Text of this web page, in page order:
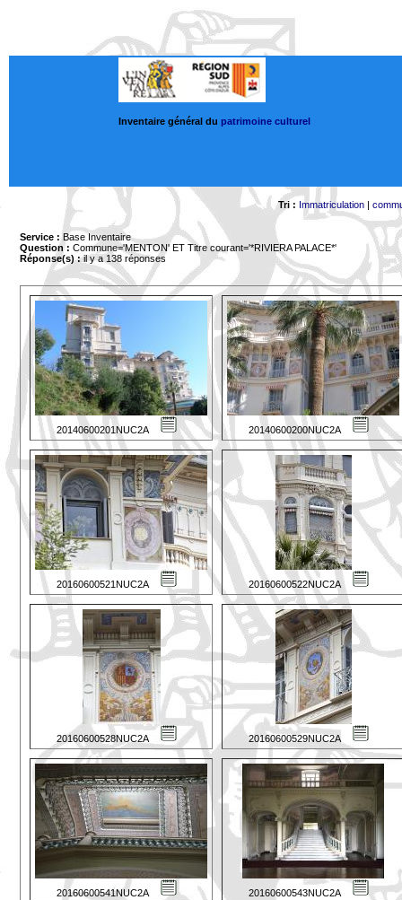
Inventaire général du patrimoine culturel
Tri : Immatriculation|
Service : Base Inventaire
Question : Commune='MENTON' ET Titre courant='*RIVIERA PALACE*'
Réponse(s) :il y a 138 réponses
20140600201NUC2A 20140600200NUC2A
20160600521NUC2A 20160600522NUC2A
20160600528NUC2A 20160600529NUC2A
20160600541NUC2A 20160600543NUC2A